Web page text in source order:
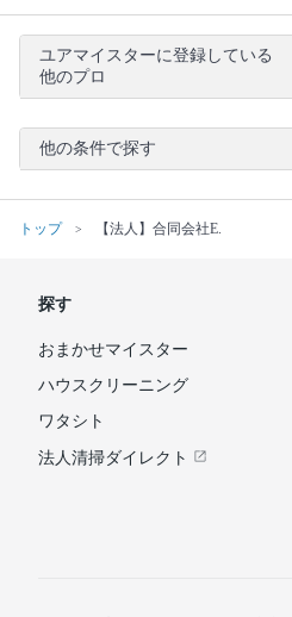
ユアマイスターに登録している
他のプロ
他の条件で探す
トップ 【法人】合同会社E.
探す
おまかせマイスター
ハウスクリーニング
ワタシト
法人清掃ダイレクト